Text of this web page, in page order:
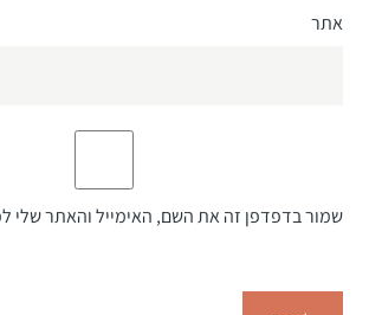
אתר
שמור בדפדפן זה את השם, האימייל והאתר שלי